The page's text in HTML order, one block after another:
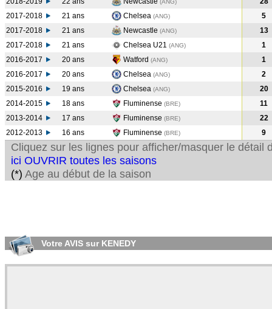
(ANG)
2017-2018
21 ans Chelsea (ANG)
5
2017-2018
21 ans Newcastle (ANG)
13
2017-2018
21 ans Chelsea U21 (ANG)
1
2016-2017
20 ans Watford (ANG)
1
2016-2017
20 ans Chelsea (ANG)
2
2015-2016
19 ans Chelsea (ANG)
20
2014-2015
18 ans Fluminense (BRE)
11
2013-2014
17 ans Fluminense (BRE)
22
2012-2013
16 ans Fluminense (BRE) 9
Cliquez sur les lignes pour afficher/masquer le détail
ici OUVRIR toutes les saisons
(*) Age au début de la saison
Votre AVIS sur KENEDY